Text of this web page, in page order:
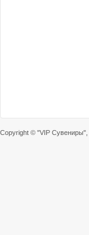
Copyright © "VIP Сувениры"